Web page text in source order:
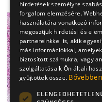
hirdetések személyre
forgalom elemzésére.
használatára vonatkozó
megosztjuk hirdetési és
partnereinkkel is, akik
más információkkal,
biztosított számukra, vagy
szolgáltatásaik Ön általi
gyűjtöttek össze. Bővebben